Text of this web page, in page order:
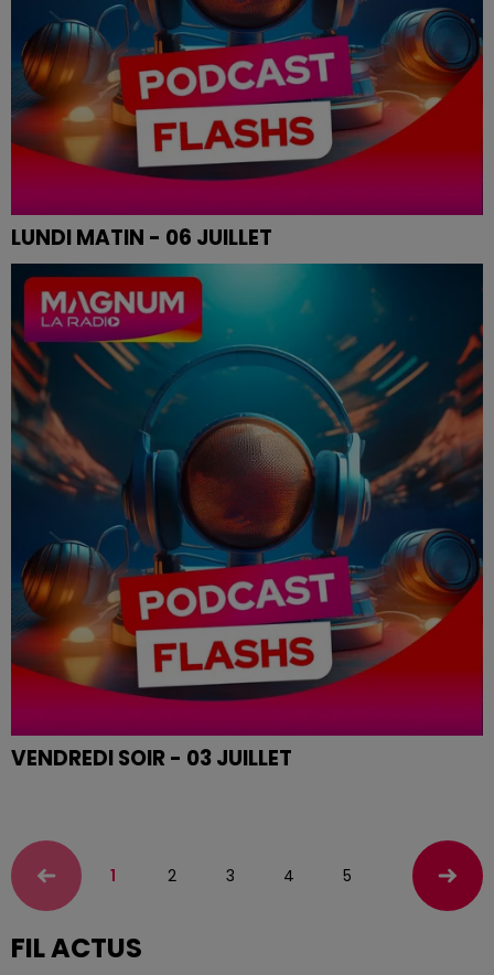
LUNDI MATIN - 06 JUILLET
Le flash de 12h
VENDREDI SOIR - 03 JUILLET
1 2 3 4 5
FIL ACTUS